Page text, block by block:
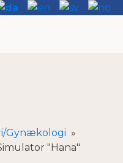
Gynækologi »
"Hana"